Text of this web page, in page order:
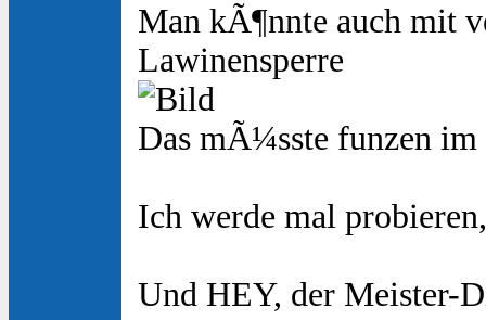
Man kÃ¶nnte auch mit
Lawinensperre
Das mÃ¼sste funzen
Ich werde mal
Und HEY, der Meister-